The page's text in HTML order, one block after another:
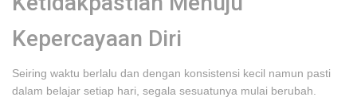
Kepercayaan Diri
Seiring waktu berlalu dan dengan konsistensi kecil namun pasti
dalam belajar setiap hari, segala sesuatunya mulai berubah.